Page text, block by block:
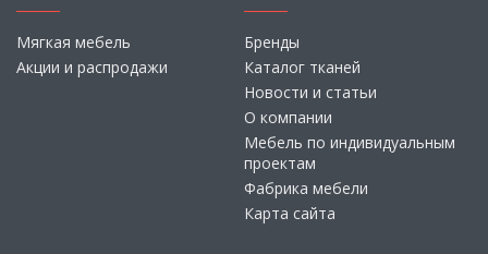
Мягкая мебель
Акции и распродажи
Бренды
Каталог тканей
Новости и статьи
О компании
Мебель по индивидуальным
проектам
Фабрика мебели
Карта сайта